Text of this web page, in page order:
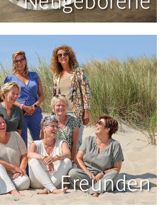
Freunden